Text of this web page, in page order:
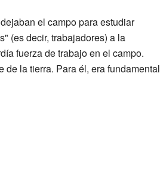
el campo para estudiar
(es decir, trabajadores) a la
fuerza de trabajo en el campo.
la tierra. Para él, era fundamental